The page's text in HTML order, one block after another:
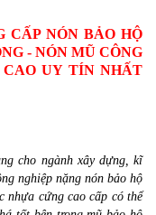
CẤP NÓN BẢO HỘ
- NÓN MŨ CÔNG
UY TÍN NHẤT
cho ngành xây dựng, kĩ
nghiệp nặng nón bảo hộ
nhựa cứng cao cấp có thể